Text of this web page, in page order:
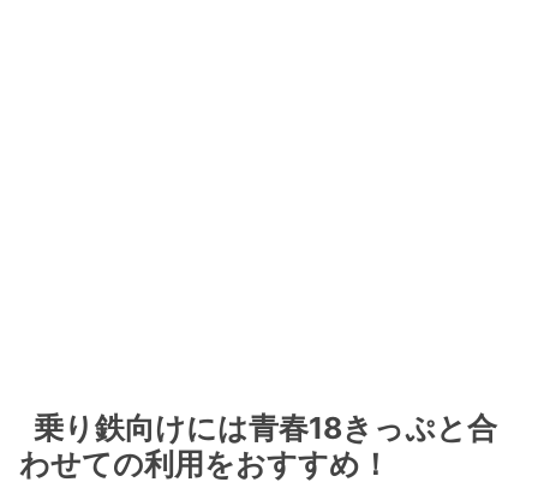
乗り鉄向けには青春18きっぷと合
わせての利用をおすすめ！